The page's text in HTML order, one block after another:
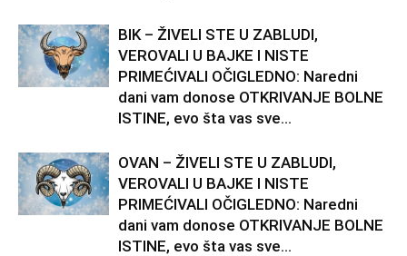
BIK – ŽIVELI STE U ZABLUDI,
VEROVALI U BAJKE I NISTE
PRIMEĆIVALI OČIGLEDNO: Naredni
dani vam donose OTKRIVANJE BOLNE
ISTINE, evo šta vas sve...
OVAN – ŽIVELI STE U ZABLUDI,
VEROVALI U BAJKE I NISTE
PRIMEĆIVALI OČIGLEDNO: Naredni
dani vam donose OTKRIVANJE BOLNE
ISTINE, evo šta vas sve...